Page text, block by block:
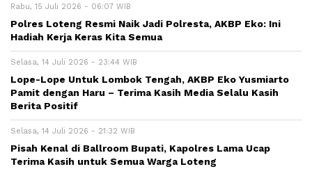
Rabu, 15 Juli 2026 - 06:07 WIB
Polres Loteng Resmi Naik Jadi Polresta, AKBP Eko: Ini
Hadiah Kerja Keras Kita Semua
Selasa, 14 Juli 2026 - 23:44 WIB
Lope-Lope Untuk Lombok Tengah, AKBP Eko Yusmiarto
Pamit dengan Haru – Terima Kasih Media Selalu Kasih
Berita Positif
Selasa, 14 Juli 2026 - 21:32 WIB
Pisah Kenal di Ballroom Bupati, Kapolres Lama Ucap
Terima Kasih untuk Semua Warga Loteng